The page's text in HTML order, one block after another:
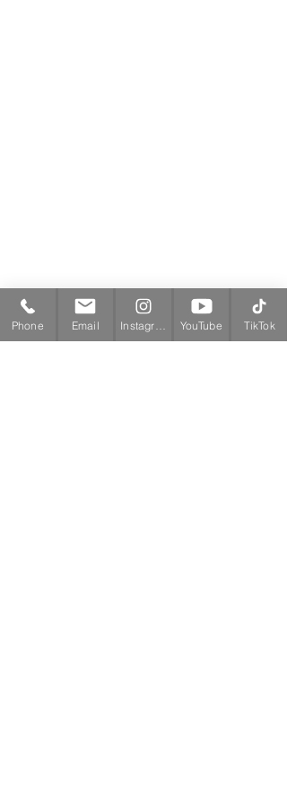
Phone Email YouTube TikTok